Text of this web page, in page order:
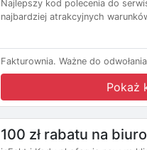
Najlepszy kod polecenia do
najbardziej atrakcyjnych
Fakturownia. Ważne do
Pokaż
100 zł rabatu na